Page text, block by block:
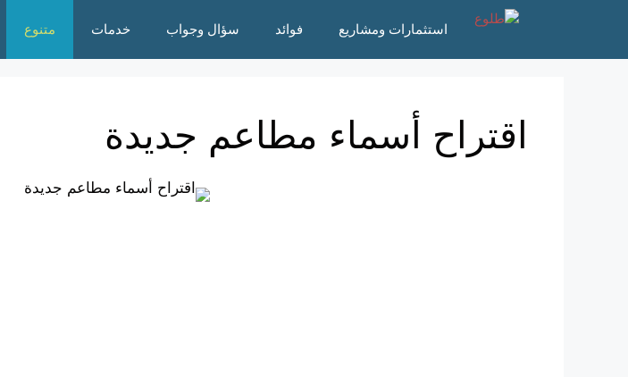
المحتوى
استثمارات ومشاريع فوائد سؤال وجواب خدمات متنوع
اقتراح أسماء مطاعم جديدة